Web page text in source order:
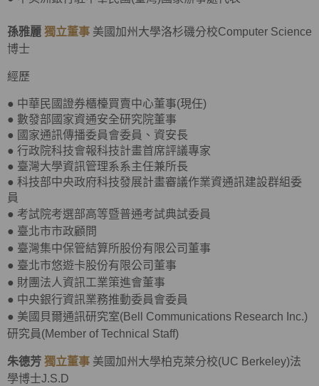
孫雅麗 獨立董事 美國加州大學洛杉磯分校Computer Science
博士
經歷
● 中華民國證券櫃檯買賣中心董事(現任)
● 數發部國家資通安全研究院董事
● 國家通訊傳播委員會委員、資安長
● 行政院科技會報科技計畫首席評議專家
● 臺灣大學資訊管理系系主任兼所長
● 科技部中央政府科技發展計畫審議作業資通訊建設群組委
員
● 考試院考選部高等暨普通考試典試委員
● 臺北市市政顧問
● 臺灣集中保管結算所股份有限公司董事
● 臺北市悠遊卡股份有限公司董事
● 財團法人資訊工業策進會董事
● 中央銀行資訊業務推動委員會委員
● 美國貝爾通訊研究室(Bell Communications Research Inc.)
研究員(Member of Technical Staff)
朱德芳 獨立董事 美國加州大學柏克萊分校(UC Berkeley)法
學博士J.S.D